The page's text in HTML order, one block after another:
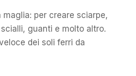
maglia: per creare sciarpe,
guanti e molto altro.
dei soli ferri da